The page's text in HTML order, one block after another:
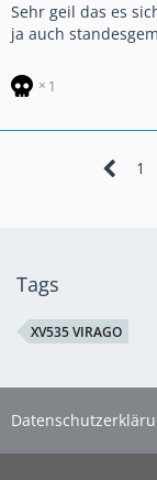
Sehr geil das es
ja auch
1
1
Tags
XV535 VIRAGO